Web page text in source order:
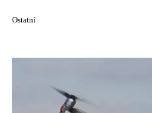
Ostatní